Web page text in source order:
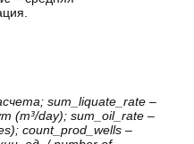
; sum_liquate_rate –
(m³/day); sum_oil_rate –
count_prod_wells –